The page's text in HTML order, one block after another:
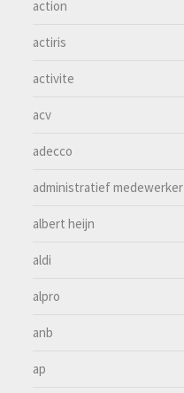
action
actiris
activite
acv
adecco
administratief medewerker
albert heijn
aldi
alpro
anb
ap